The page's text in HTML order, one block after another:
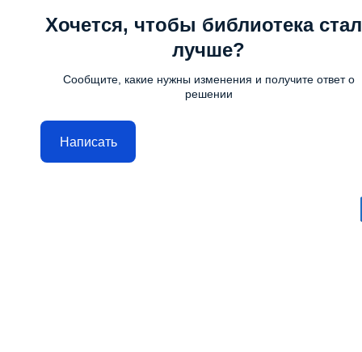
Хочется, чтобы библиотека
лучше?
Сообщите, какие нужны изменения и получите ответ о
решении
Написать